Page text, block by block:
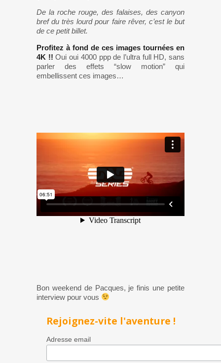
De la roche rouge, des falaises, des canyon
bref du très lourd pour faire rêver, c’est le but
de ce petit billet.
Profitez à fond de ces images tournées en
4K !! Oui oui 4000 ppp de l’ultra full HD, sans
parler des effets “slow motion” qui
embellissent ces images…
Bon weekend de Pacques, je finis une petite
interview pour vous
Rejoignez-vite l'aventure !
Adresse email